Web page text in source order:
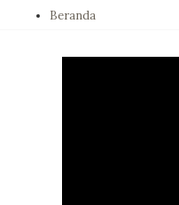
Beranda